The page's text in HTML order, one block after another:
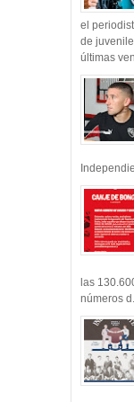
el
de
últimas
las
números